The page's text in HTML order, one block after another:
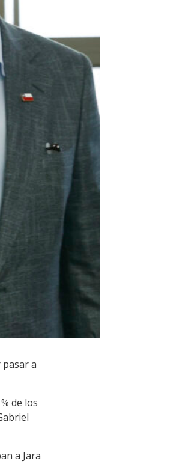
pasar a
de los
a Jara